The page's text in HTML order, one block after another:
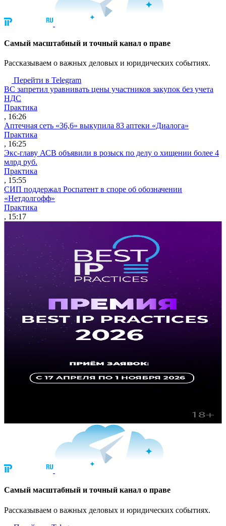
Cамый масштабный и точный канал о праве
Рассказываем о важных деловых и юридических событиях.
Перейти в Telegram
ВС запретил уравнивать цены участников закупок без учета
НДС
Практика
, 16:26
Аптечная сеть «36,6» выкупила 83 аптеки «Диалога»
Практика
, 16:25
Экс-главу АСВ объявили в розыск по делу о хищении более 4
млрд руб.
Практика
, 15:55
СИП поддержал Роспатент в споре об обозначении
«Нетдолгофф»
Практика
, 15:17
Cамый масштабный и точный канал о праве
Рассказываем о важных деловых и юридических событиях.